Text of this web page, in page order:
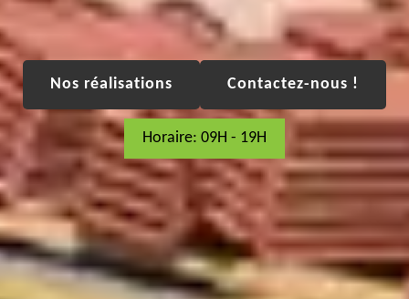
Nos réalisations Contactez-nous !
Horaire: 09H - 19H